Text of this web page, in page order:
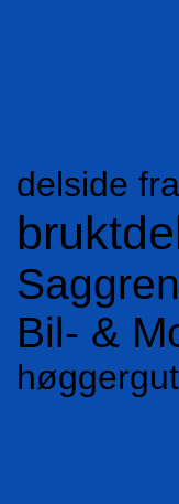
delside fra
Bil- &